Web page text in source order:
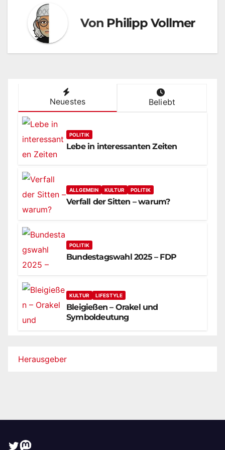
Von Philipp Vollmer
Neuestes Beliebt
POLITIK
Lebe in interessanten Zeiten
ALLGEMEIN KULTUR POLITIK
Verfall der Sitten – warum?
POLITIK
Bundestagswahl 2025 – FDP
KULTUR LIFESTYLE
Bleigießen – Orakel und
Symboldeutung
Herausgeber
Twitter
Mastodon